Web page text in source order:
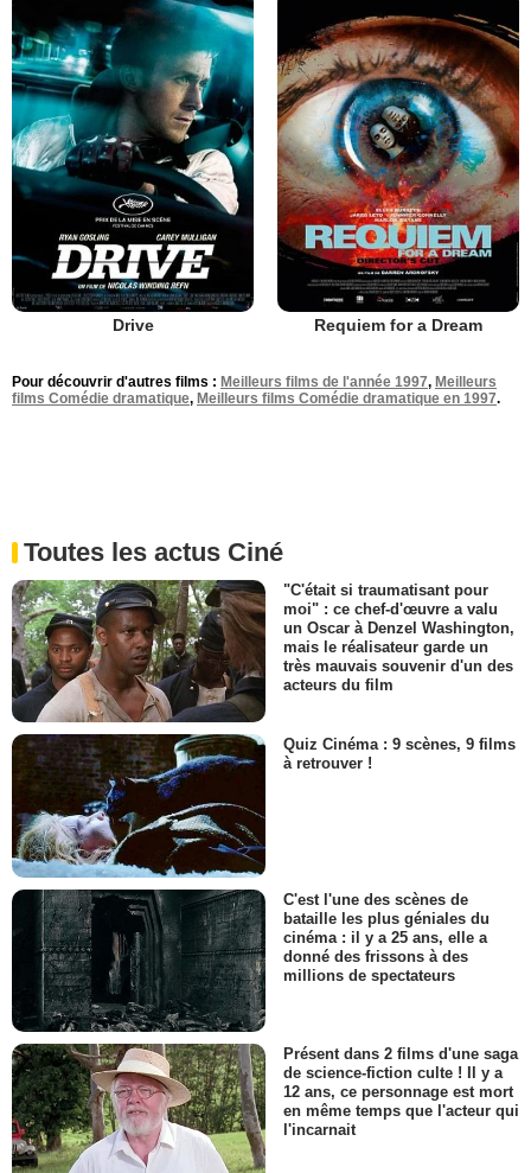
Drive Requiem for a Dream
Pour découvrir d'autres films : Meilleurs films de l'année 1997, Meilleurs
films Comédie dramatique, Meilleurs films Comédie dramatique en 1997.
Toutes les actus Ciné
"C'était si traumatisant pour
moi" : ce chef-d'œuvre a valu
un Oscar à Denzel Washington,
mais le réalisateur garde un
très mauvais souvenir d'un des
acteurs du film
Quiz Cinéma : 9 scènes, 9 films
à retrouver !
C'est l'une des scènes de
bataille les plus géniales du
cinéma : il y a 25 ans, elle a
donné des frissons à des
millions de spectateurs
Présent dans 2 films d'une saga
de science-fiction culte ! Il y a
12 ans, ce personnage est mort
en même temps que l'acteur qui
l'incarnait